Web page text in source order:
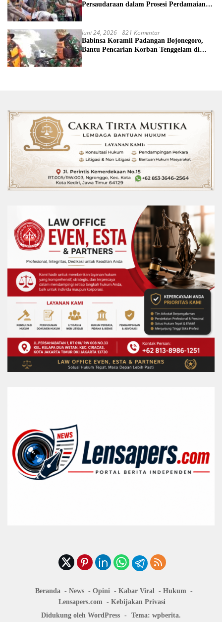
Persaudaraan dalam Prosesi Perdamaian
Juni 24, 2026 821 Komentar
Babinsa Koramil Padangan Bojonegoro,
Bantu Pencarian Korban Tenggelam di
Beranda News Opini Kabar Viral
Hukum
Lensapers.com
Kebijakan Privasi
Didukung oleh WordPress - Tema: wpberita.